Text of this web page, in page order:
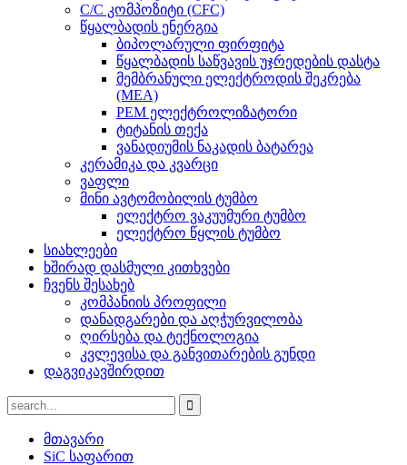
C/C კომპოზიტი (CFC)
წყალბადის ენერგია
ბიპოლარული ფირფიტა
წყალბადის საწვავის უჯრედების დასტა
მემბრანული ელექტროდის შეკრება
(MEA)
PEM ელექტროლიზატორი
ტიტანის თექა
ვანადიუმის ნაკადის ბატარეა
კერამიკა და კვარცი
ვაფლი
მინი ავტომობილის ტუმბო
ელექტრო ვაკუუმური ტუმბო
ელექტრო წყლის ტუმბო
სიახლეები
ხშირად დასმული კითხვები
ჩვენს შესახებ
კომპანიის პროფილი
დანადგარები და აღჭურვილობა
ღირსება და ტექნოლოგია
კვლევისა და განვითარების გუნდი
დაგვიკავშირდით
მთავარი
SiC საფარით